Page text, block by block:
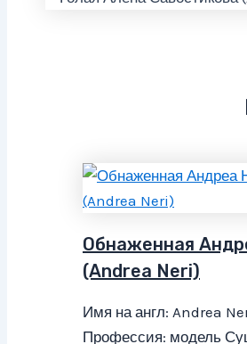
Обнаженная
(Andrea Neri)
Имя на англ: Andrea
Профессия: модель